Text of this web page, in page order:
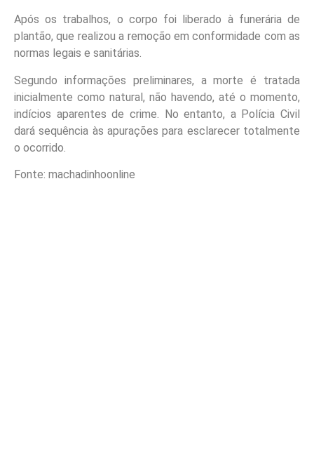
Após os trabalhos, o corpo foi liberado à funerária de
plantão, que realizou a remoção em conformidade com as
normas legais e sanitárias.
Segundo informações preliminares, a morte é tratada
inicialmente como natural, não havendo, até o momento,
indícios aparentes de crime. No entanto, a Polícia Civil
dará sequência às apurações para esclarecer totalmente
o ocorrido.
Fonte: machadinhoonline